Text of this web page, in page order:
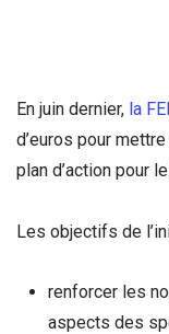
En juin dernier, la
d’euros pour
plan d’action pour
Les objectifs de
renforcer les
aspects des